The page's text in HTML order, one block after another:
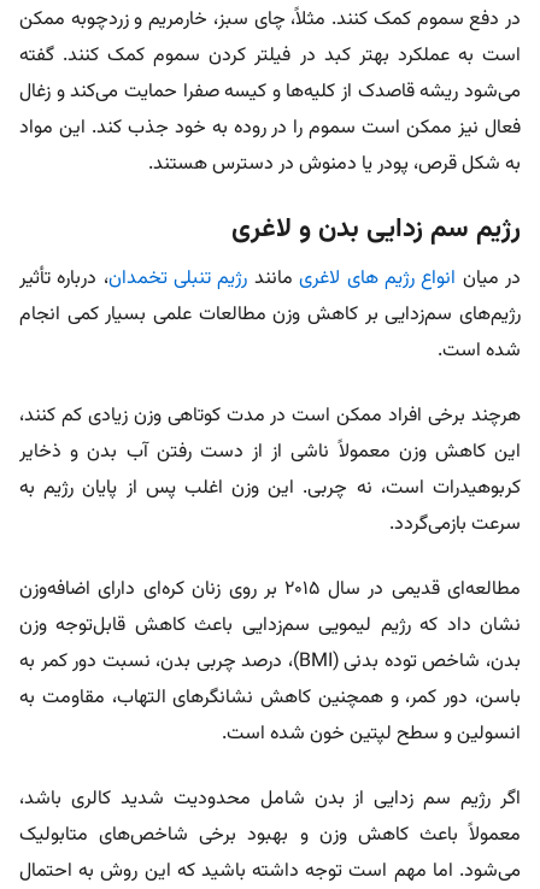
در دفع سموم کمک کنند. مثلاً، چای سبز، خارمریم و زردچوبه ممکن
است به عملکرد بهتر کبد در فیلتر کردن سموم کمک کنند. گفته
می‌شود ریشه قاصدک از کلیه‌ها و کیسه صفرا حمایت می‌کند و زغال
فعال نیز ممکن است سموم را در روده به خود جذب کند. این مواد
به شکل قرص، پودر یا دمنوش در دسترس هستند.
رژیم سم‌ زدایی بدن و لاغری
در میان انواع رژیم های لاغریمانند رژیم تنبلی تخمدان، درباره تأثیر
رژیم‌های سم‌زدایی بر کاهش وزن مطالعات علمی بسیار کمی انجام
شده است.
هرچند برخی افراد ممکن است در مدت کوتاهی وزن زیادی کم کنند،
این کاهش وزن معمولاً ناشی از از دست رفتن آب بدن و ذخایر
کربوهیدرات است، نه چربی. این وزن اغلب پس از پایان رژیم به
سرعت بازمی‌گردد.
مطالعه‌ای قدیمی در سال ۲۰۱۵ بر روی زنان کره‌ای دارای اضافه‌وزن
نشان داد که رژیم لیمویی سم‌زدایی باعث کاهش قابل‌توجه وزن
بدن، شاخص توده بدنی (BMI)، درصد چربی بدن، نسبت دور کمر به
باسن، دور کمر، و همچنین کاهش نشانگرهای التهاب، مقاومت به
انسولین و سطح لپتین خون شده است.
اگر رژیم سم زدایی از بدن شامل محدودیت شدید کالری باشد،
معمولاً باعث کاهش وزن و بهبود برخی شاخص‌های متابولیک
می‌شود. اما مهم است توجه داشته باشید که این روش به احتمال